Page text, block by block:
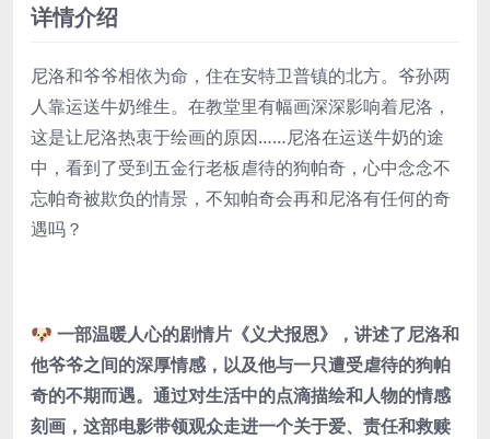
详情介绍
尼洛和爷爷相依为命，住在安特卫普镇的北方。爷孙两
人靠运送牛奶维生。在教堂里有幅画深深影响着尼洛，
这是让尼洛热衷于绘画的原因……尼洛在运送牛奶的途
中，看到了受到五金行老板虐待的狗帕奇，心中念念不
忘帕奇被欺负的情景，不知帕奇会再和尼洛有任何的奇
遇吗？
🐶 一部温暖人心的剧情片《义犬报恩》，讲述了尼洛和
他爷爷之间的深厚情感，以及他与一只遭受虐待的狗帕
奇的不期而遇。通过对生活中的点滴描绘和人物的情感
刻画，这部电影带领观众走进一个关于爱、责任和救赎